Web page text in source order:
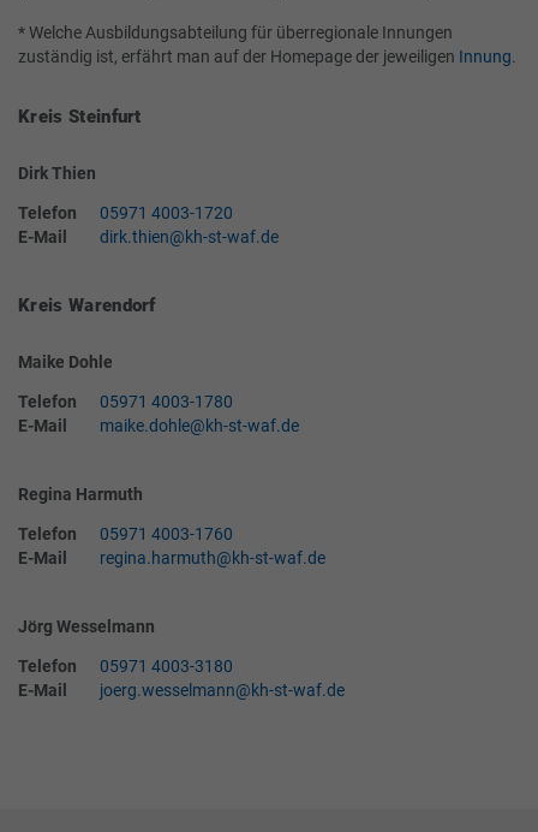
* Welche Ausbildungsabteilung für überregionale Innungen
zuständig ist, erfährt man auf der Homepage der jeweiligen Innung.
Kreis Steinfurt
Dirk Thien
Telefon
05971 4003-1720
E-Mail
dirk.thien@kh-st-waf.de
Kreis Warendorf
Maike Dohle
Telefon
05971 4003-1780
E-Mail
maike.dohle@kh-st-waf.de
Regina Harmuth
Telefon
05971 4003-1760
E-Mail
regina.harmuth@kh-st-waf.de
Jörg Wesselmann
Telefon
05971 4003-3180
E-Mail
joerg.wesselmann@kh-st-waf.de